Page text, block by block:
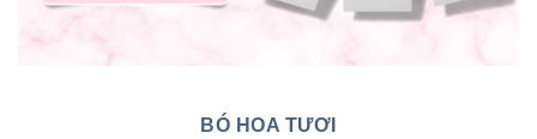
BÓ HOA TƯƠI